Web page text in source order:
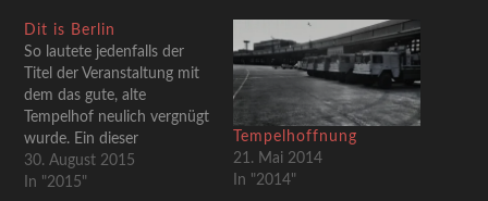
Dit is Berlin
So lautete jedenfalls der
Titel der Veranstaltung mit
dem das gute, alte
Tempelhof neulich vergnügt
wurde. Ein dieser
revuehaften,
effekthascherischen
30. August 2015
In "2015"
Tempelhoffnung
21. Mai 2014
In "2014"